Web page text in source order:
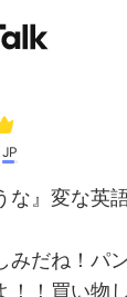
App
Checker
JP
な』変な英
みだね！パ
！！買い物